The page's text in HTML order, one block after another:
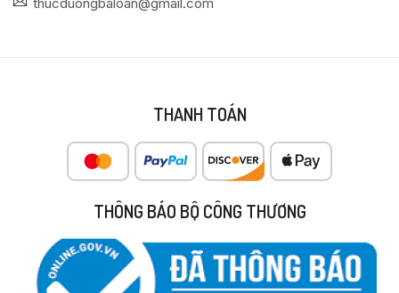
THANH TOÁN
THÔNG BÁO BỘ CÔNG THƯƠNG